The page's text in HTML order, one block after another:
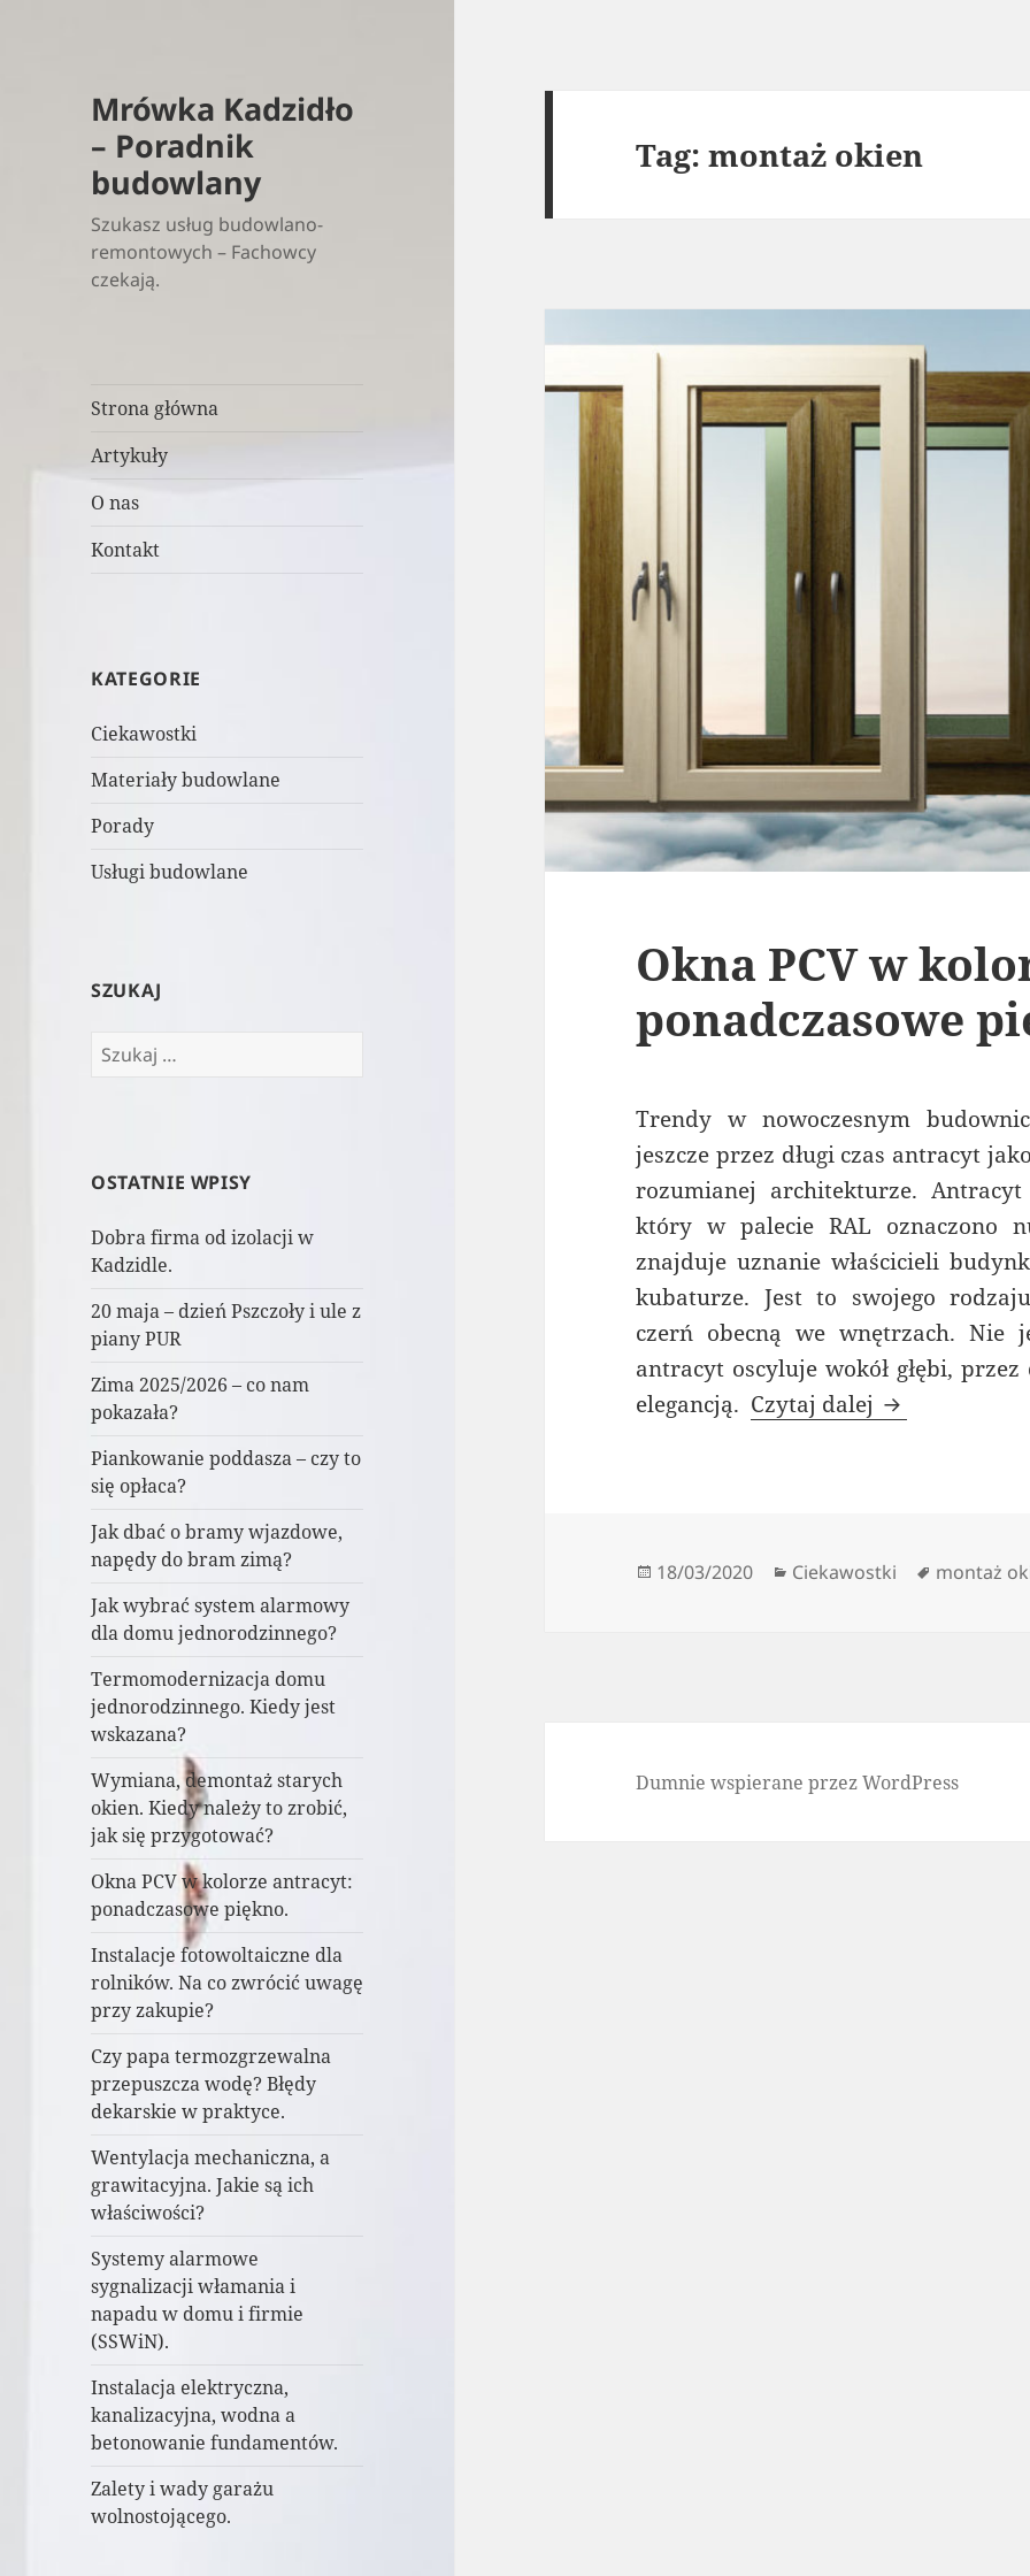
Mrówka Kadzidło
– Poradnik
budowlany
Szukasz usług budowlano-
remontowych – Fachowcy
czekają.
Strona główna
Artykuły
O nas
Kontakt
KATEGORIE
Ciekawostki
Materiały budowlane
Porady
Usługi budowlane
SZUKAJ
Szukaj:
OSTATNIE WPISY
Dobra firma od izolacji w
Kadzidle.
20 maja – dzień Pszczoły i ule z
piany PUR
Zima 2025/2026 – co nam
pokazała?
Piankowanie poddasza – czy to
się opłaca?
Jak dbać o bramy wjazdowe,
napędy do bram zimą?
Jak wybrać system alarmowy
dla domu jednorodzinnego?
Termomodernizacja domu
jednorodzinnego. Kiedy jest
wskazana?
Wymiana, demontaż starych
okien. Kiedy należy to zrobić,
jak się przygotować?
Okna PCV w kolorze antracyt:
ponadczasowe piękno.
Instalacje fotowoltaiczne dla
rolników. Na co zwrócić uwagę
przy zakupie?
Czy papa termozgrzewalna
przepuszcza wodę? Błędy
dekarskie w praktyce.
Wentylacja mechaniczna, a
grawitacyjna. Jakie są ich
właściwości?
Systemy alarmowe
sygnalizacji włamania i
napadu w domu i firmie
(SSWiN).
Instalacja elektryczna,
kanalizacyjna, wodna a
betonowanie fundamentów.
Zalety i wady garażu
wolnostojącego.
Tag:montaż okien
Okna PCV w
ponadczasowe
Trendy w nowoczesnym
jeszcze przez długi czas antracyt
rozumianej architekturze.
który w palecie RAL oznaczono
znajduje uznanie właścicieli
kubaturze. Jest to swojego
czerń obecną we wnętrzach. Nie
antracyt oscyluje wokół głębi,
elegancją. Czytaj dalej Okna PCV w
Data
18/03/2020 Kategorie
Ciekawostki Tagi
montaż
Dumnie wspierane przez WordPress